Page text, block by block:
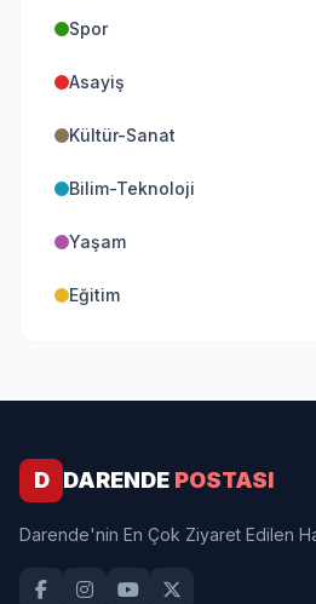
Spor
Asayiş
Kültür-Sanat
Bilim-Teknoloji
Yaşam
Eğitim
D DARENDE POSTASI
Darende'nin En Çok Ziyaret Edilen